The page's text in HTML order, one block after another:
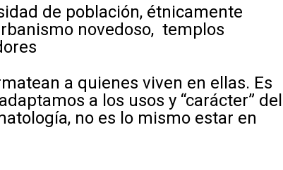
de población, étnicamente
novedoso, templos
a quienes viven en ellas. Es
a los usos y “carácter” del
no es lo mismo estar en